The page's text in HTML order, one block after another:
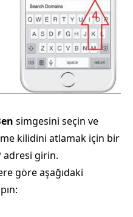
simgesini seçin ve
kilidini atlamak için bir
adresi girin.
göre aşağıdaki